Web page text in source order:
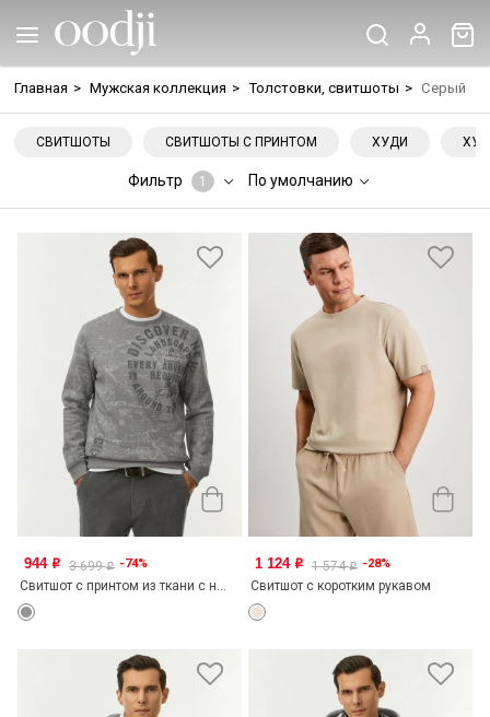
Главная > Мужская коллекция > Толстовки, свитшоты > Серый
СВИТШОТЫ СВИТШОТЫ С ПРИНТОМ ХУДИ
Фильтр 1 По умолчанию
944 o 3 699o -74%
Свитшот с принтом из ткани с н...
1 124 o 1 574o -28%
Свитшот с коротким рукавом